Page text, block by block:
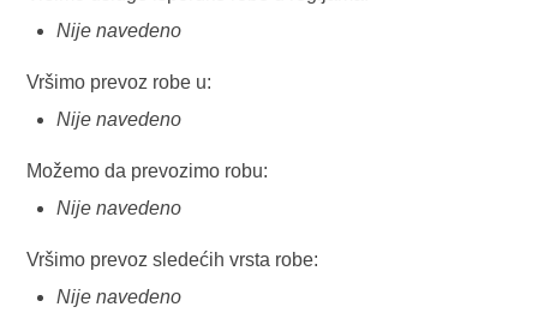
Nije navedeno
Vršimo prevoz robe u:
Nije navedeno
Možemo da prevozimo robu:
Nije navedeno
Vršimo prevoz sledećih vrsta robe:
Nije navedeno